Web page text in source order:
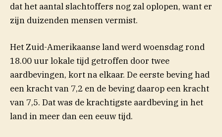
dat het aantal slachtoffers nog zal oplopen, want er
zijn duizenden mensen vermist.
Het Zuid-Amerikaanse land werd woensdag rond
18.00 uur lokale tijd getroffen door twee
aardbevingen, kort na elkaar. De eerste beving had
een kracht van 7,2 en de beving daarop een kracht
van 7,5. Dat was de krachtigste aardbeving in het
land in meer dan een eeuw tijd.